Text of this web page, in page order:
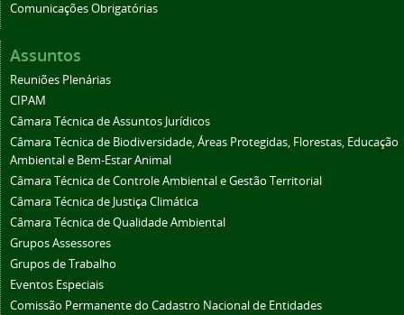
Comunicações Obrigatórias
Assuntos
Reuniões Plenárias
CIPAM
Câmara Técnica de Assuntos Jurídicos
Câmara Técnica de Biodiversidade, Áreas Protegidas, Florestas, Educação
Ambiental e Bem-Estar Animal
Câmara Técnica de Controle Ambiental e Gestão Territorial
Câmara Técnica de Justiça Climática
Câmara Técnica de Qualidade Ambiental
Grupos Assessores
Grupos de Trabalho
Eventos Especiais
Comissão Permanente do Cadastro Nacional de Entidades